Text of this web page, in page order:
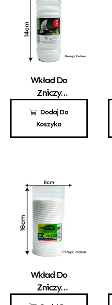
Dodaj Do
Koszyka
Wkład Do
Zniczy
Aura A2
2,70 zł
Wkład Do
Zniczy
6,60 zł